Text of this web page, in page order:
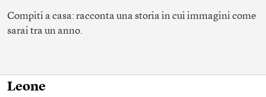
Compiti a casa: racconta una storia in cui immagini come
sarai tra un anno.
Leone